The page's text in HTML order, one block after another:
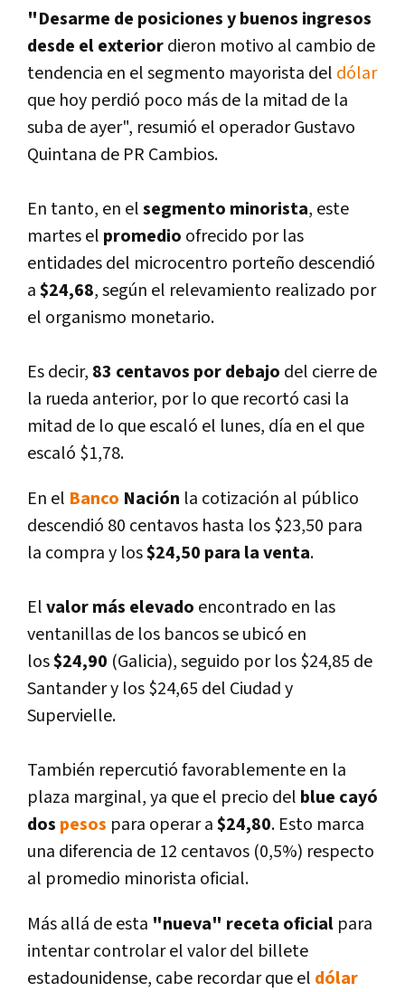
"Desarme de posiciones y buenos ingresos
desde el exteriordieron motivo al cambio de
tendencia en el segmento mayorista del dólar
que hoy perdió poco más de la mitad de la
suba de ayer", resumió el operador Gustavo
Quintana de PR Cambios.
En tanto, en elsegmento minorista, este
martes el promedio ofrecido por las
entidades del microcentro porteño descendió
a$24,68, según el relevamiento realizado por
el organismo monetario.
Es decir, 83 centavos por debajo del cierre de
la rueda anterior, por lo que recortó casi la
mitad de lo que escaló el lunes, dí­a en el que
escaló $1,78.
En el Banco Nación la cotización al público
descendió 80 centavos hasta los $23,50 para
la compra y los$24,50 para la venta.
Elvalor más elevado encontrado en las
ventanillas de los bancos se ubicó en
los$24,90 (Galicia), seguido por los $24,85 de
Santander y los $24,65 del Ciudad y
Supervielle.
También repercutió favorablemente en la
plaza marginal, ya que el precio del blue cayó
dos pesos para operar a$24,80. Esto marca
una diferencia de 12 centavos (0,5%) respecto
al promedio minorista oficial.
Más allá de esta "nueva" receta oficial para
intentar controlar el valor del billete
estadounidense, cabe recordar que el dólar